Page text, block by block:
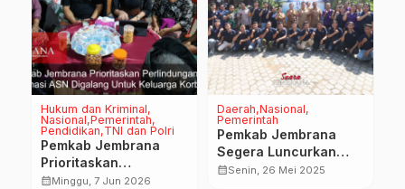
Hukum dan Kriminal
Nasional Pemerintah
Pendidikan TNI dan Polri
Pemkab Jembrana
Prioritaskan
Perlindungan PMI,
calendar_monthMinggu, 7 Jun 2026
Daerah Nasional
Pemerintah
Pemkab Jembrana
Segera Luncurkan
Program Permodalan
calendar_monthSenin, 26 Mei 2025